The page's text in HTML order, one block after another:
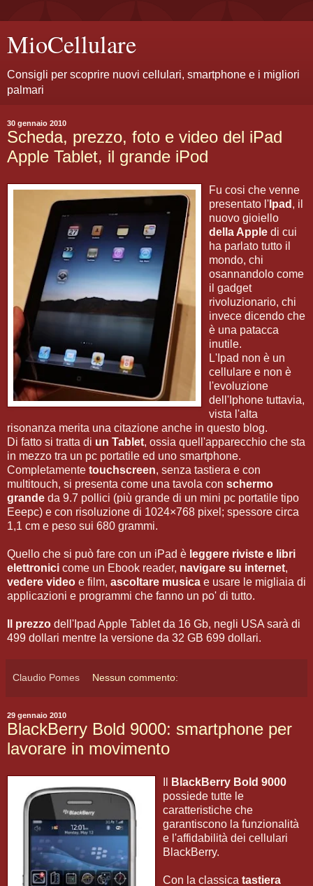
MioCellulare
Consigli per scoprire nuovi cellulari, smartphone e i migliori
palmari
30 gennaio 2010
Scheda, prezzo, foto e video del iPad
Apple Tablet, il grande iPod
Fu cosi che venne
presentato l' Ipad , il
nuovo gioiello
della Apple di cui
ha parlato tutto il
mondo, chi
osannandolo come
il gadget
rivoluzionario, chi
invece dicendo che
è una patacca
inutile.
L'Ipad non è un
cellulare e non è
l'evoluzione
dell'Iphone tuttavia,
vista l'alta
risonanza merita una citazione anche in questo blog.
Di fatto si tratta di un Tablet, ossia quell'apparecchio che sta
in mezzo tra un pc portatile ed uno smartphone.
Completamente touchscreen, senza tastiera e con
multitouch, si presenta come una tavola con schermo
grande da 9.7 pollici (più grande di un mini pc portatile tipo
Eeepc) e con risoluzione di 1024×768 pixel; spessore circa
1,1 cm e peso sui 680 grammi.
Quello che si può fare con un iPad è leggere riviste e libri
elettronici come un Ebook reader, navigare su internet,
vedere video e film, ascoltare musica e usare le migliaia di
applicazioni e programmi che fanno un po' di tutto.
Il prezzo dell'Ipad Apple Tablet da 16 Gb, negli USA sarà di
499 dollari mentre la versione da 32 GB 699 dollari.
Claudio Pomes Nessun commento:
29 gennaio 2010
BlackBerry Bold 9000: smartphone per
lavorare in movimento
BlackBerry Bold 9000
possiede tutte le
caratteristiche che
garantiscono la funzionalità
e l'affidabilità dei cellulari
BlackBerry.
Con la classica tastiera